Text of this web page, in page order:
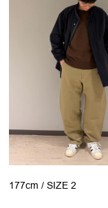
177cm / SIZE 2